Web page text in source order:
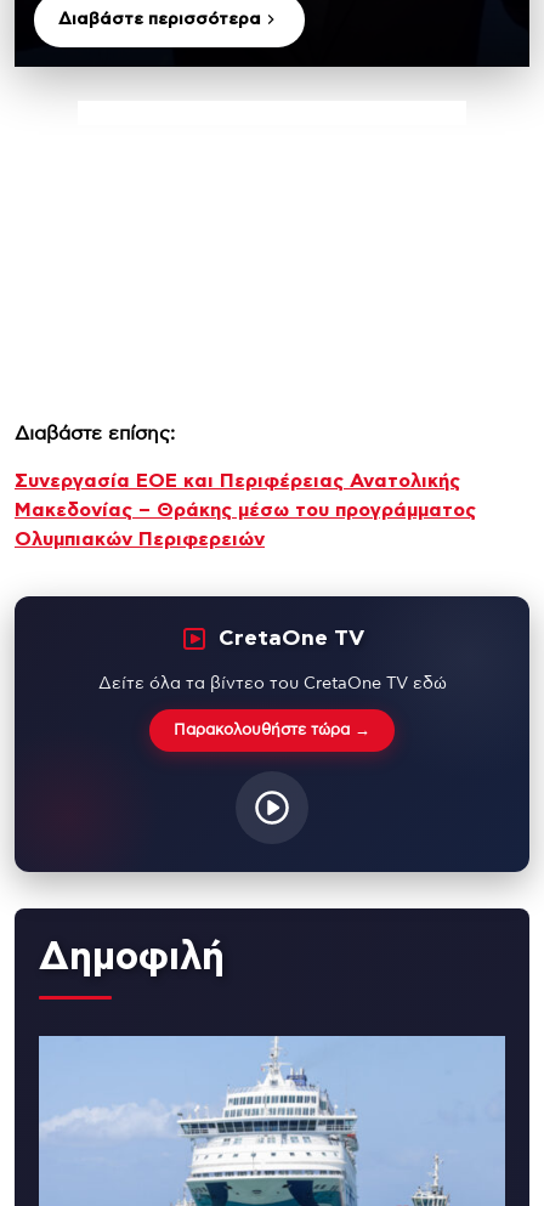
Διαβάστε περισσότερα
Διαβάστε επίσης:
Συνεργασία ΕΟΕ και Περιφέρειας Ανατολικής
Μακεδονίας – Θράκης μέσω του προγράμματος
Ολυμπιακών Περιφερειών
CretaOne TV
Δείτε όλα τα βίντεο του CretaOne TV εδώ
Παρακολουθήστε τώρα →
Δημοφιλή